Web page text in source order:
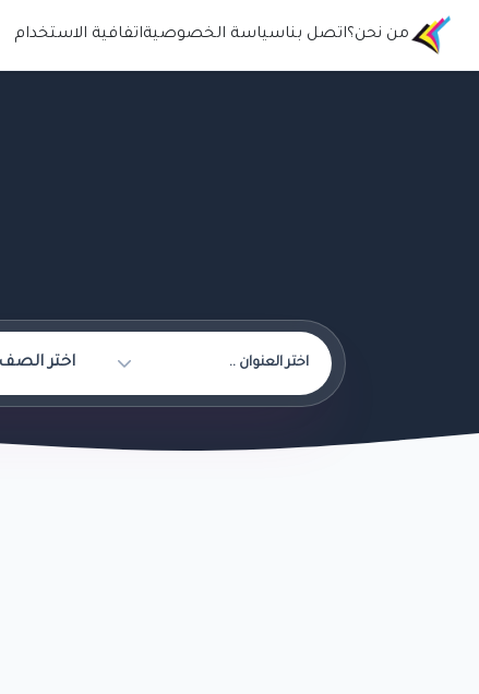
من نحن؟اتصل بناسياسة الخصوصيةاتفافية الاستخدام